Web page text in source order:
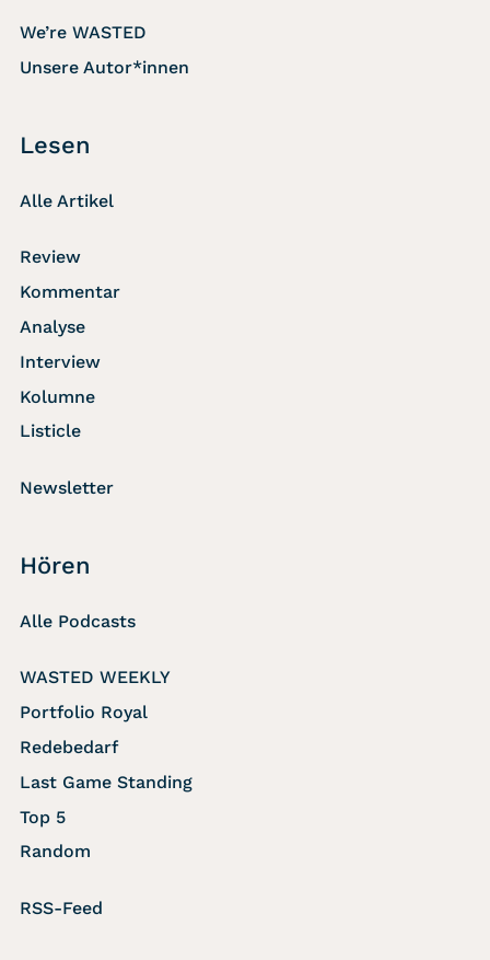
We’re WASTED
Unsere Autor*innen
Lesen
Alle Artikel
Review
Kommentar
Analyse
Interview
Kolumne
Listicle
Newsletter
Hören
Alle Podcasts
WASTED WEEKLY
Portfolio Royal
Redebedarf
Last Game Standing
Top 5
Random
RSS-Feed